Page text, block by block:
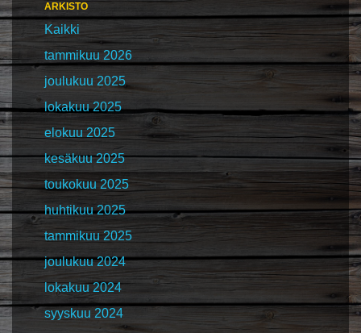
ARKISTO
Kaikki
tammikuu 2026
joulukuu 2025
lokakuu 2025
elokuu 2025
kesäkuu 2025
toukokuu 2025
huhtikuu 2025
tammikuu 2025
joulukuu 2024
lokakuu 2024
syyskuu 2024